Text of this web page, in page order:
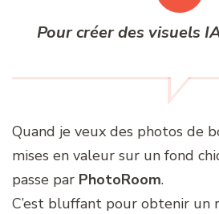
Pour créer des visuels
Quand je veux des photos de
mises en valeur sur un fond
passe par PhotoRoom.
C’est bluffant pour obtenir un